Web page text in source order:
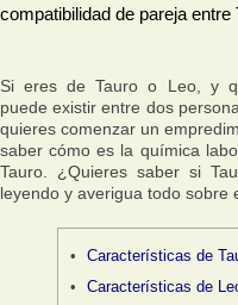
compatibilidad de pareja
Si eres de Tauro o Leo, y
puede existir entre dos
quieres comenzar un
saber cómo es la química
Tauro. ¿Quieres saber si
leyendo y averigua todo sobre
Características de
Características de